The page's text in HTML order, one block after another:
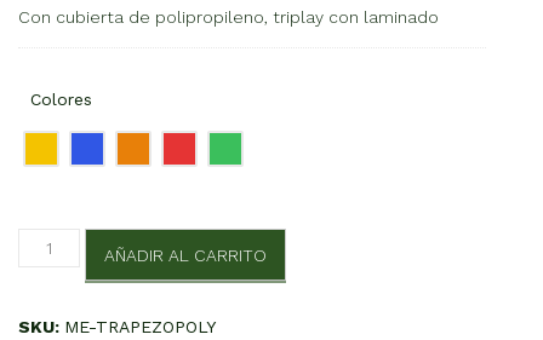
Con cubierta de polipropileno, triplay con laminado
Colores
Mesa
TrapezoidalAÑADIR AL CARRITO
SKU: ME-TRAPEZOPOLY